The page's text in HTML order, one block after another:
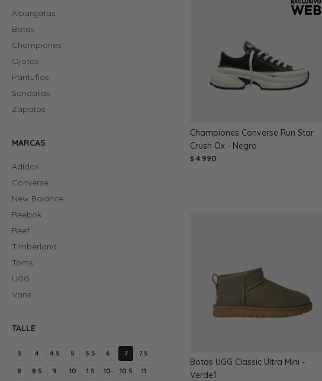
Championes Converse Run Star
Crush Ox - Negro
$ 4.990
Botas UGG Classic Ultra Mini -
Verde1
Alpargatas
Botas
Championes
Ojotas
Pantuflas
Sandalias
Zapatos
MARCAS
Adidas
Converse
New Balance
Reebok
Reef
Timberland
Toms
UGG
Vans
TALLE
3 4 4.5 5 5.5 6 7 7.5
8 8.5 9 10 1.5 10- 10.5 11